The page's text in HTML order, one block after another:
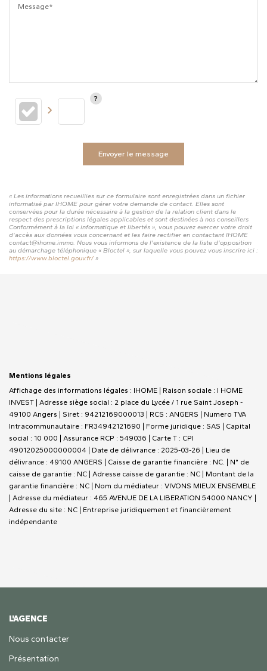
Message*
Envoyer le message
« Les informations recueillies sur ce formulaire sont enregistrées dans un fichier
informatisé par IHOME pour gérer votre demande de contact. Elles sont
conservées pour la durée nécessaire à la gestion de la relation client dans le
respect des prescriptions légales applicables et sont destinées à nos conseillers
Conformément à la loi « informatique et libertés », vous pouvez exercer votre droit
d'accès aux données vous concernant et les faire rectifier en contactant IHOME
contact@ihome.immo. Nous vous informons de l'existence de la liste d'opposition
au démarchage téléphonique « Bloctel », sur laquelle vous pouvez vous inscrire ici :
https://www.bloctel.gouv.fr/ »
Mentions légales
Affichage des informations légales : IHOME | Raison sociale : I HOME
INVEST | Adresse siège social : 2 place du Lycée / 1 rue Saint Joseph -
49100 Angers | Siret : 94212169000013 | RCS : ANGERS | Numero TVA
Intracommunautaire : FR34942121690 | Forme juridique : SAS | Capital
social : 10 000 | Assurance RCP : 549036 | Carte T : CPI
49012025000000004 | Date de délivrance : 2025-03-26 | Lieu de
délivrance : 49100 ANGERS | Caisse de garantie financière : NC. | N° de
caisse de garantie : NC | Adresse caisse de garantie : NC | Montant de la
garantie financière : NC | Nom du médiateur : VIVONS MIEUX ENSEMBLE
| Adresse du médiateur : 465 AVENUE DE LA LIBERATION 54000 NANCY |
Adresse du site : NC | Entreprise juridiquement et financièrement
indépendante
L'AGENCE
Nous contacter
Présentation